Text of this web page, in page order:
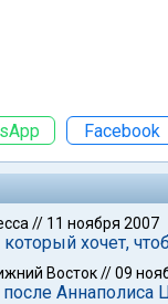
Facebook
// 11 ноября 2007
хочет,
Восток//09